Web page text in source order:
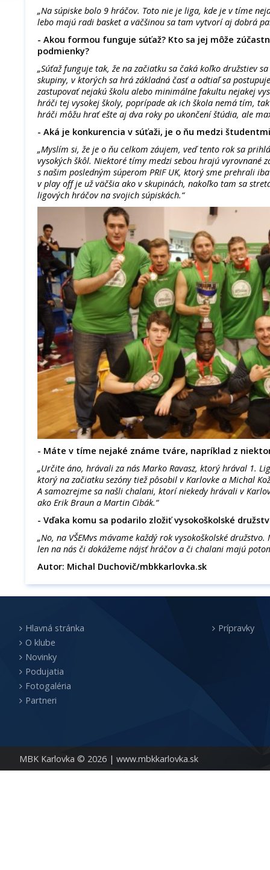
„Na súpiske bolo 9 hráčov. Toto nie je liga, kde je v tíme
lebo majú radi basket a väčšinou sa tam vytvorí aj dobrá
- Akou formou funguje súťaž? Kto sa jej môže
podmienky?
„Súťaž funguje tak, že na začiatku sa čaká koľko družstiev
skupiny, v ktorých sa hrá základná časť a odtiaľ sa
zastupovať nejakú školu alebo minimálne fakultu nejakej
hráči tej vysokej školy, poprípade ak ich škola nemá tím,
hráči môžu hrať ešte aj dva roky po ukončení štúdia, ale
- Aká je konkurencia v súťaži, je o ňu medzi
„Myslím si, že je o ňu celkom záujem, veď tento rok sa
vysokých škôl. Niektoré tímy medzi sebou hrajú vyrovnané
s našim posledným súperom PRIF UK, ktorý sme prehrali
v play off je už väčšia ako v skupinách, nakoľko tam sa
ligových hráčov na svojich súpiskách.“
- Máte v tíme nejaké známe tváre, napríklad z
„Určite áno, hrávali za nás Marko Ravasz, ktorý hrával 1.
ktorý na začiatku sezóny tiež pôsobil v Karlovke a Michal
A samozrejme sa našli chalani, ktorí niekedy hrávali v
ako Erik Braun a Martin Cibák.“
- Vďaka komu sa podarilo zložiť vysokoškolské
„No, na VŠEMvs mávame každý rok vysokoškolské
len na nás či dokážeme nájsť hráčov a či chalani majú
Autor: Michal Duchovič/mbkkarlovka.sk
MBK Karlovka © 2026 | www.mbkkarlovka.sk
Hlavná stránka
O klube
Novinky
Podujatia
Fotogaléria
Partneri
Prípravky